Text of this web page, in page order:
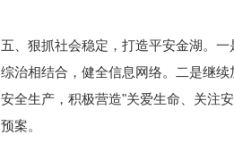
五、狠抓社会稳定，打造平安金湖。
综治相结合，健全信息网络。二是继
安全生产，积极营造"关爱生命、关注
预案。